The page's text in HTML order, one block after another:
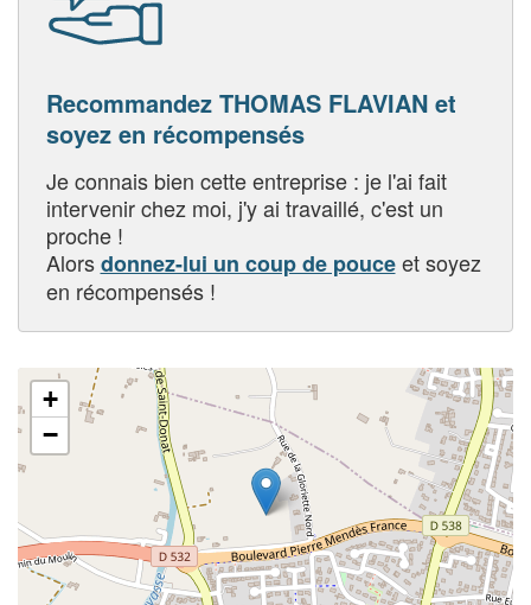
Recommandez THOMAS FLAVIAN et
soyez en récompensés
Je connais bien cette entreprise : je l'ai fait
intervenir chez moi, j'y ai travaillé, c'est un
proche !
Alorsdonnez-lui un coup de pouceet soyez
en récompensés !
+
−